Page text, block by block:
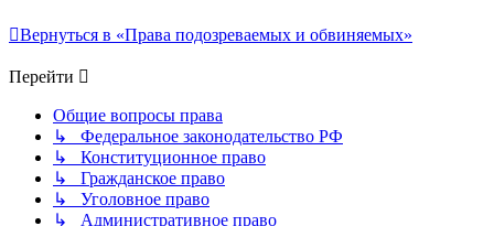
Вернуться в «Права подозреваемых и обвиняемых»
Перейти
Общие вопросы права
↳ Федеральное законодательство РФ
↳ Конституционное право
↳ Гражданское право
↳ Уголовное право
↳ Административное право